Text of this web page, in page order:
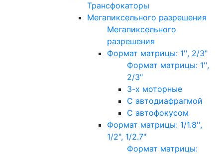
Трансфокаторы
Мегапиксельного разрешения
Мегапиксельного
разрешения
Формат матрицы: 1'', 2/3"
Формат матрицы: 1'',
2/3"
3-х моторные
С автодиафрагмой
С автофокусом
Формат матрицы: 1/1.8'',
1/2", 1/2.7"
Формат матрицы: